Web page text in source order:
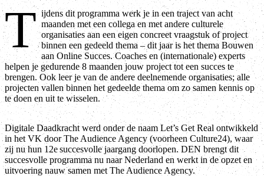
T ijdens dit programma werk je in een traject van acht
maanden met een collega en met andere culturele
organisaties aan een eigen concreet vraagstuk of project
binnen een gedeeld thema – dit jaar is het thema Bouwen
aan Online Succes. Coaches en (internationale) experts
helpen je gedurende 8 maanden jouw project tot een succes te
brengen. Ook leer je van de andere deelnemende organisaties; alle
projecten vallen binnen het gedeelde thema om zo samen kennis op
te doen en uit te wisselen.
Digitale Daadkracht werd onder de naam Let’s Get Real ontwikkeld
in het VK door The Audience Agency (voorheen Culture24), waar
zij nu hun 12e succesvolle jaargang doorlopen. DEN brengt dit
succesvolle programma nu naar Nederland en werkt in de opzet en
uitvoering nauw samen met The Audience Agency.